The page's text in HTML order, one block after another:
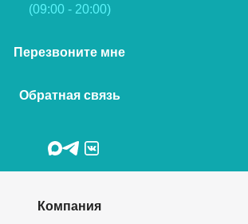
(09:00 - 20:00)
Перезвоните мне
Обратная связь
Компания